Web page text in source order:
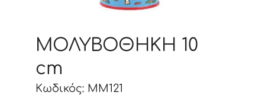
ΜΟΛΥΒΟΘΗΚΗ 10
cm
Κωδικός: MM121